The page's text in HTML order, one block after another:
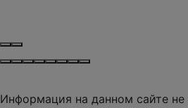
Информация на данном сайте не